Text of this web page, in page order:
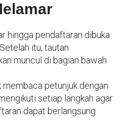
hingga pendaftaran dibuka
itu, tautan
muncul di bagian bawah
membaca petunjuk dengan
setiap langkah agar
dapat berlangsung